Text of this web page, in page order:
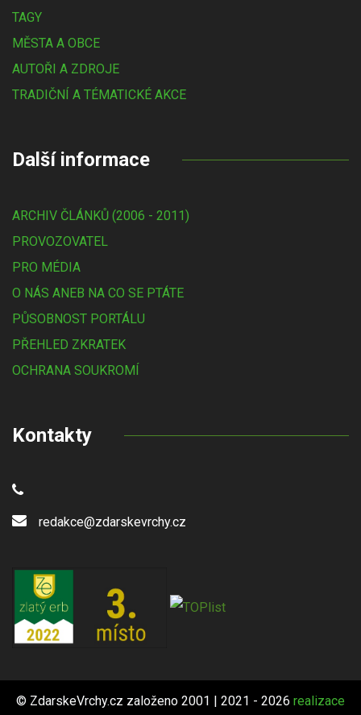
TAGY
MĚSTA A OBCE
AUTOŘI A ZDROJE
TRADIČNÍ A TÉMATICKÉ AKCE
Další informace
ARCHIV ČLÁNKŮ (2006 - 2011)
PROVOZOVATEL
PRO MÉDIA
O NÁS ANEB NA CO SE PTÁTE
PŮSOBNOST PORTÁLU
PŘEHLED ZKRATEK
OCHRANA SOUKROMÍ
Kontakty
redakce@zdarskevrchy.cz
© ZdarskeVrchy.cz založeno 2001 | 2021 - 2026 realizace